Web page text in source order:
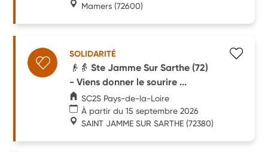
Mamers (72600)
SOLIDARITÉ
👴👵 Ste Jamme Sur Sarthe (72)
- Viens donner le sourire ...
SC2S Pays-de-la-Loire
À partir du 15 septembre 2026
SAINT JAMME SUR SARTHE (72380)